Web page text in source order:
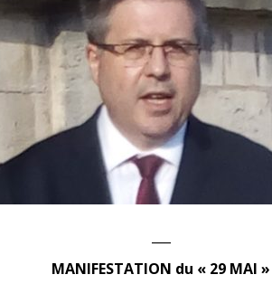
MANIFESTATION du « 29 MAI »